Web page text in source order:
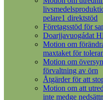
pelare1 direktstöd
Företagsstöd för
Doarjjavuogádat
Motion om
maxtaket för
Motion om
förvaltning av örn
Åtgärder för att
Motion om att
inte medge